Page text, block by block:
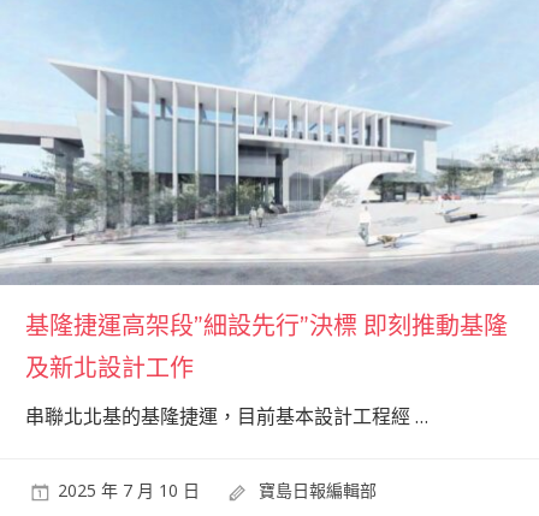
基隆捷運高架段”細設先行”決標 即刻推動基隆
及新北設計工作
串聯北北基的基隆捷運，目前基本設計工程經…
2025 年 7 月 10 日 寶島日報編輯部